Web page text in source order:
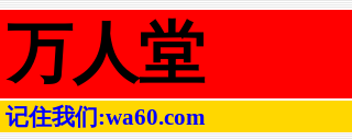
万人堂
记住我们:wa60.com